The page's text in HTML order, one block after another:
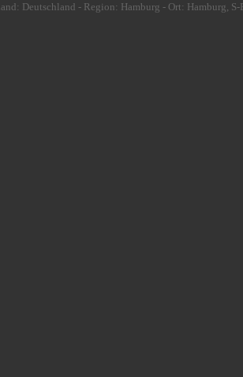
Deutschland - Region: Hamburg - Ort: Hamburg,